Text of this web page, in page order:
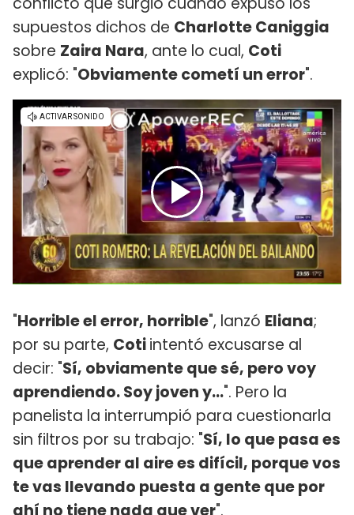
supuestos dichos de Charlotte Caniggia
sobre Zaira Nara, ante lo cual, Coti
explicó: "Obviamente cometí un error".
"Horrible el error, horrible", lanzó Eliana;
por su parte, Cotiintentó excusarse al
decir: "Sí, obviamente que sé, pero voy
aprendiendo. Soy joven y...". Pero la
panelista la interrumpió para cuestionarla
sin filtros por su trabajo: "Sí, lo que pasa es
que aprender al aire es difícil, porque vos
te vas llevando puesta a gente que por